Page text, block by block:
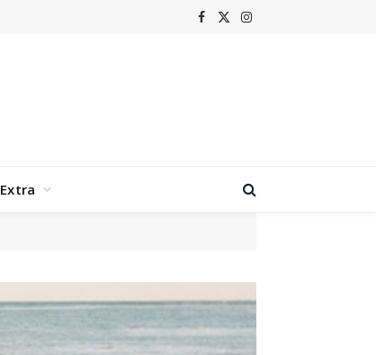
Facebook
X
Instagram
Extra